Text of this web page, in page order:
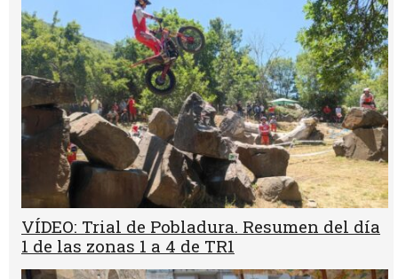
VÍDEO: Trial de Pobladura. Resumen del día
1 de las zonas 1 a 4 de TR1